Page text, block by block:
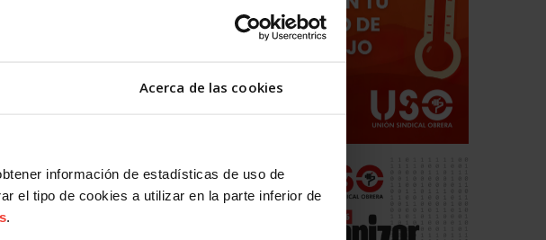
Acerca de las cookies
información de estadísticas de uso de
el tipo de cookies a utilizar en la parte inferior de
.